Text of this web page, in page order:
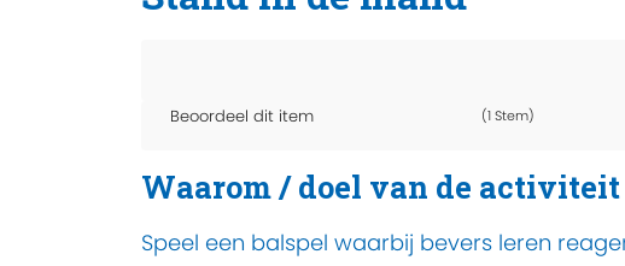
Beoordeel dit item (1 Stem)
Waarom / doel van de activiteit
Speel een balspel waarbij bevers leren